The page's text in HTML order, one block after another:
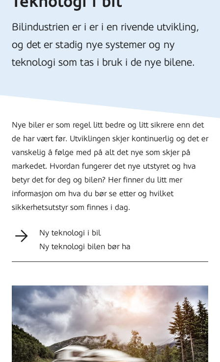
Bilindustrien er i er i en rivende utvikling,
og det er stadig nye systemer og ny
teknologi som tas i bruk i de nye bilene.
Nye biler er som regel litt bedre og litt sikrere enn det
de har vært før. Utviklingen skjer kontinuerlig og det er
vanskelig å følge med på alt det nye som skjer på
markedet. Hvordan fungerer det nye utstyret og hva
betyr det for deg og bilen? Her finner du litt mer
informasjon om hva du bør se etter og hvilket
sikkerhetsutstyr som finnes i dag.
Ny teknologi i bil
Ny teknologi bilen bør ha
Foto: